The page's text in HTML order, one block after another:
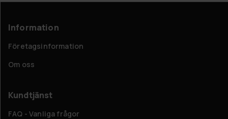
Information
Företagsinformation
Om oss
Kundtjänst
FAQ - Vanliga frågor